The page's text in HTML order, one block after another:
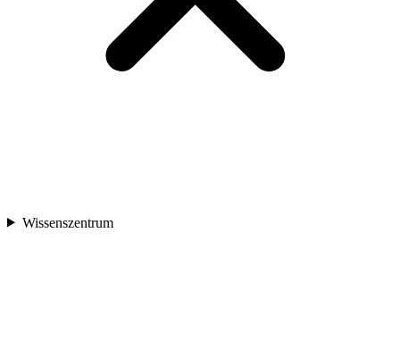
Wissenszentrum